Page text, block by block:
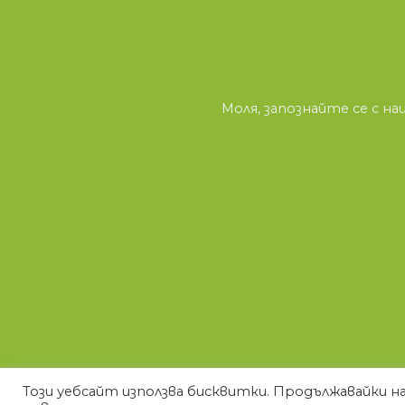
Моля, запознайте се с
Този уебсайт използва бисквитки. Продължавайки